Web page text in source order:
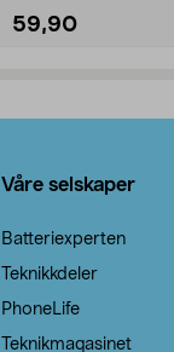
59,90
Våre selskaper
Batteriexperten
Teknikkdeler
PhoneLife
Teknikmagasinet